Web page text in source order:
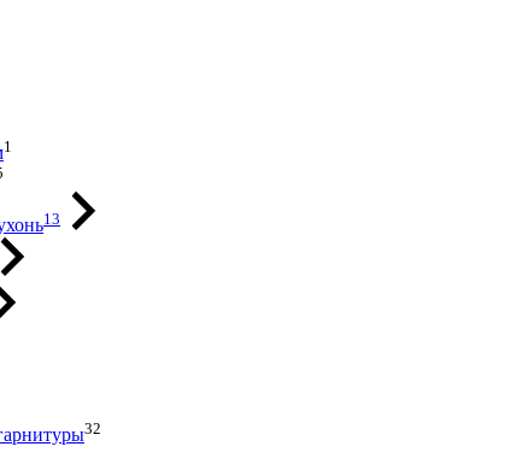
1
13
32